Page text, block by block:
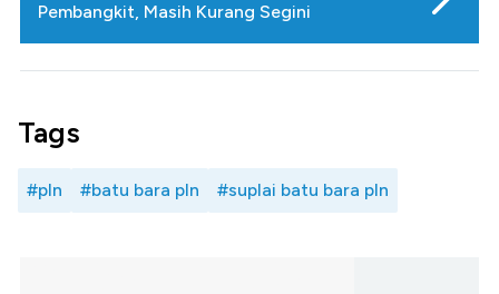
Pembangkit, Masih Kurang Segini
Tags
#pln #batu bara pln #suplai batu bara pln